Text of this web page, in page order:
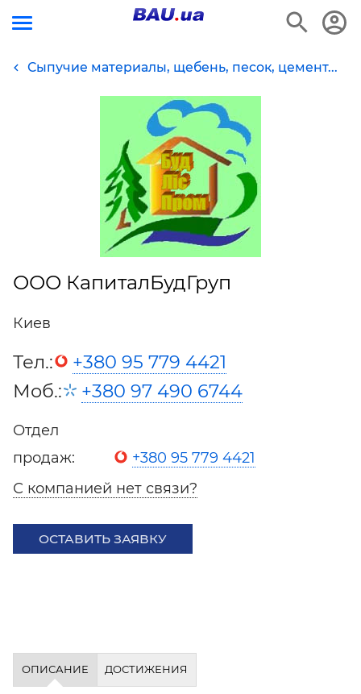
Сыпучие материалы, щебень, песок, цемент...
ООО КапиталБудГруп
Киев
Тел.:
+380 95 779 4421
Моб.:
+380 97 490 6744
Отдел
продаж:
+380 95 779 4421
С компанией нет связи?
ОСТАВИТЬ ЗАЯВКУ
ОПИСАНИЕ ДОСТИЖЕНИЯ